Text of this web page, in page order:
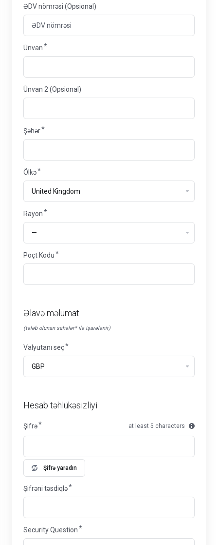
ƏDV nömrəsi (Opsional)
Ünvan
Ünvan 2 (Opsional)
Şəhər
Ölkə
Rayon
Rayon
Poçt Kodu
Əlavə məlumat
(tələb olunan sahələr* ilə işarələnir)
Valyutanı seç
Hesab təhlükəsizliyi
Şifrə at least 5 characters
Şifrə yaradın
Şifrəni təsdiqlə
Security Question